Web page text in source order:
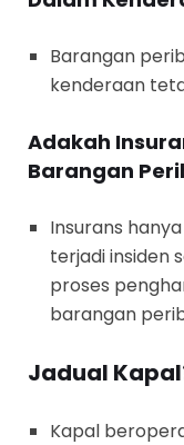
Barangan
kenderaan
Adakah
Barangan
Insurans
terjadi insiden
proses
barangan
Jadual
Kapal